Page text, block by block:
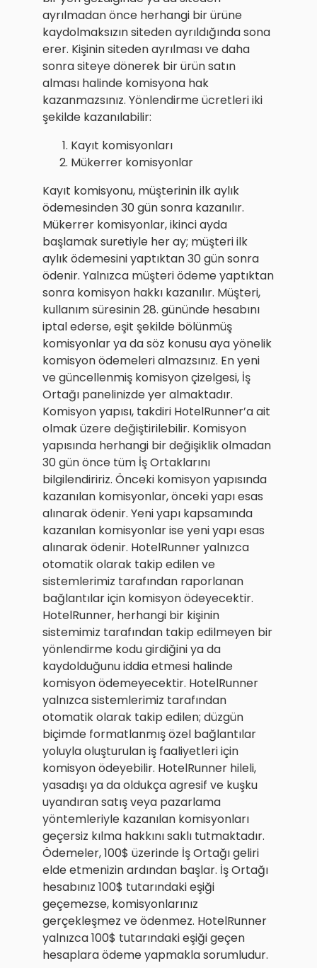
ayrılmadan önce herhangi bir ürüne
kaydolmaksızın siteden ayrıldığında sona
erer. Kişinin siteden ayrılması ve daha
sonra siteye dönerek bir ürün satın
alması halinde komisyona hak
kazanmazsınız. Yönlendirme ücretleri iki
şekilde kazanılabilir:
Kayıt komisyonları
Mükerrer komisyonlar
Kayıt komisyonu, müşterinin ilk aylık
ödemesinden 30 gün sonra kazanılır.
Mükerrer komisyonlar, ikinci ayda
başlamak suretiyle her ay; müşteri ilk
aylık ödemesini yaptıktan 30 gün sonra
ödenir. Yalnızca müşteri ödeme yaptıktan
sonra komisyon hakkı kazanılır. Müşteri,
kullanım süresinin 28. gününde hesabını
iptal ederse, eşit şekilde bölünmüş
komisyonlar ya da söz konusu aya yönelik
komisyon ödemeleri almazsınız. En yeni
ve güncellenmiş komisyon çizelgesi, İş
Ortağı panelinizde yer almaktadır.
Komisyon yapısı, takdiri HotelRunner’a ait
olmak üzere değiştirilebilir. Komisyon
yapısında herhangi bir değişiklik olmadan
30 gün önce tüm İş Ortaklarını
bilgilendiririz. Önceki komisyon yapısında
kazanılan komisyonlar, önceki yapı esas
alınarak ödenir. Yeni yapı kapsamında
kazanılan komisyonlar ise yeni yapı esas
alınarak ödenir. HotelRunner yalnızca
otomatik olarak takip edilen ve
sistemlerimiz tarafından raporlanan
bağlantılar için komisyon ödeyecektir.
HotelRunner, herhangi bir kişinin
sistemimiz tarafından takip edilmeyen bir
yönlendirme kodu girdiğini ya da
kaydolduğunu iddia etmesi halinde
komisyon ödemeyecektir. HotelRunner
yalnızca sistemlerimiz tarafından
otomatik olarak takip edilen; düzgün
biçimde formatlanmış özel bağlantılar
yoluyla oluşturulan iş faaliyetleri için
komisyon ödeyebilir. HotelRunner hileli,
yasadışı ya da oldukça agresif ve kuşku
uyandıran satış veya pazarlama
yöntemleriyle kazanılan komisyonları
geçersiz kılma hakkını saklı tutmaktadır.
Ödemeler, 100$ üzerinde İş Ortağı geliri
elde etmenizin ardından başlar. İş Ortağı
hesabınız 100$ tutarındaki eşiği
geçemezse, komisyonlarınız
gerçekleşmez ve ödenmez. HotelRunner
yalnızca 100$ tutarındaki eşiği geçen
hesaplara ödeme yapmakla sorumludur.